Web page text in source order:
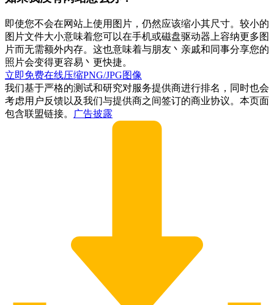
即使您不会在网站上使用图片，仍然应该缩小其尺寸。较小的
图片文件大小意味着您可以在手机或磁盘驱动器上容纳更多图
片而无需额外内存。这也意味着与朋友丶亲戚和同事分享您的
照片会变得更容易丶更快捷。
立即免费在线压缩PNG/JPG图像
我们基于严格的测试和研究对服务提供商进行排名，同时也会
考虑用户反馈以及我们与提供商之间签订的商业协议。本页面
包含联盟链接。
广告披露